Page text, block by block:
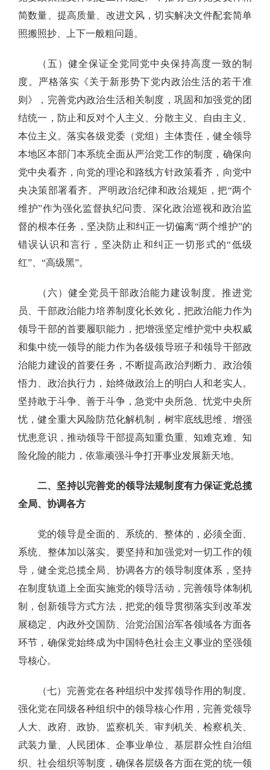
简数量、提高质量、改进文风，切实解决文件配套简单
照搬照抄、上下一般粗问题。
（五）健全保证全党同党中央保持高度一致的制
度。严格落实《关于新形势下党内政治生活的若干准
则》，完善党内政治生活相关制度，巩固和加强党的团
结统一，防止和反对个人主义、分散主义、自由主义、
本位主义。落实各级党委（党组）主体责任，健全领导
本地区本部门本系统全面从严治党工作的制度，确保向
党中央看齐，向党的理论和路线方针政策看齐，向党中
央决策部署看齐。严明政治纪律和政治规矩，把“两个
维护”作为强化监督执纪问责、深化政治巡视和政治监
督的根本任务，坚决防止和纠正一切偏离“两个维护”的
错误认识和言行，坚决防止和纠正一切形式的“低级
红”、“高级黑”。
（六）健全党员干部政治能力建设制度。推进党
员、干部政治能力培养制度化长效化，把政治能力作为
领导干部的首要履职能力，把增强坚定维护党中央权威
和集中统一领导的能力作为各级领导班子和领导干部政
治能力建设的首要任务，不断提高政治判断力、政治领
悟力、政治执行力，始终做政治上的明白人和老实人。
坚持敢于斗争、善于斗争，急党中央所急、忧党中央所
忧，健全重大风险防范化解机制，树牢底线思维、增强
忧患意识，推动领导干部提高知重负重、知难克难、知
险化险的能力，依靠顽强斗争打开事业发展新天地。
二、坚持以完善党的领导法规制度有力保证党总揽
全局、协调各方
党的领导是全面的、系统的、整体的，必须全面、
系统、整体加以落实。要坚持和加强党对一切工作的领
导，健全党总揽全局、协调各方的领导制度体系，坚持
在制度轨道上全面实施党的领导活动，完善领导体制机
制，创新领导方式方法，把党的领导贯彻落实到改革发
展稳定、内政外交国防、治党治国治军各领域各方面各
环节，确保党始终成为中国特色社会主义事业的坚强领
导核心。
（七）完善党在各种组织中发挥领导作用的制度。
强化党在同级各种组织中的领导核心作用，完善党领导
人大、政府、政协、监察机关、审判机关、检察机关、
武装力量、人民团体、企事业单位、基层群众性自治组
织、社会组织等制度，确保各层级各方面在党的统一领